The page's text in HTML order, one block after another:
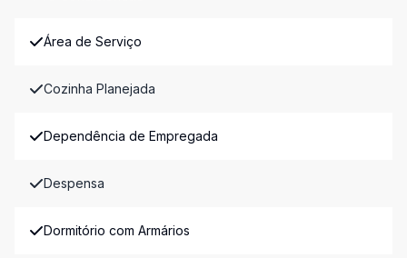
Área de Serviço
Cozinha Planejada
Dependência de Empregada
Despensa
Dormitório com Armários